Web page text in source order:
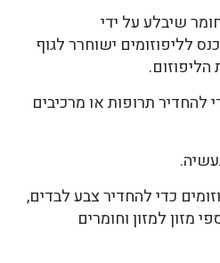
שיבלע על ידי
לליפוזומים ישוחרר לגוף
תרופות או מרכיבים
כדי להחדיר צבע לבדים,
מזון למזון וחומרים